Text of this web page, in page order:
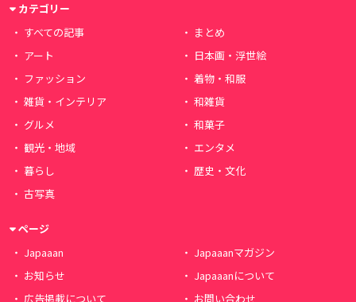
カテゴリー
すべての記事
まとめ
アート
日本画・浮世絵
ファッション
着物・和服
雑貨・インテリア
和雑貨
グルメ
和菓子
観光・地域
エンタメ
暮らし
歴史・文化
古写真
ページ
Japaaan
Japaaanマガジン
お知らせ
Japaaanについて
広告掲載について
お問い合わせ